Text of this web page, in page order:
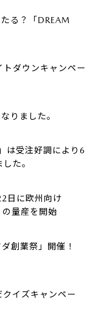
る？「DREAM
ダウンキャンペー
りました。
は受注好調により6
た。
日に欧州向け
量産を開始
創業祭」開催！
イズキャンペー